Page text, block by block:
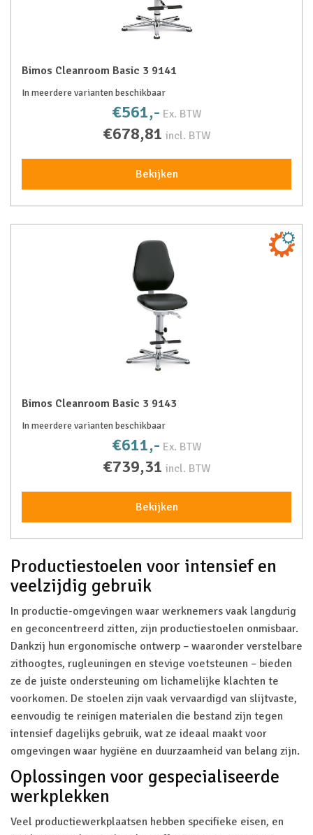
Bimos Cleanroom Basic 3 9141
In meerdere varianten beschikbaar
€561,- Ex. BTW
€678,81 incl. BTW
Bekijken
Bimos Cleanroom Basic 3 9143
In meerdere varianten beschikbaar
€611,- Ex. BTW
€739,31 incl. BTW
Bekijken
Productiestoelen voor intensief en
veelzijdig gebruik
In productie-omgevingen waar werknemers vaak langdurig
en geconcentreerd zitten, zijn productiestoelen onmisbaar.
Dankzij hun ergonomische ontwerp – waaronder verstelbare
zithoogtes, rugleuningen en stevige voetsteunen – bieden
ze de juiste ondersteuning om lichamelijke klachten te
voorkomen. De stoelen zijn vaak vervaardigd van slijtvaste,
eenvoudig te reinigen materialen die bestand zijn tegen
intensief dagelijks gebruik, wat ze ideaal maakt voor
omgevingen waar hygiëne en duurzaamheid van belang zijn.
Oplossingen voor gespecialiseerde
werkplekken
Veel productiewerkplaatsen hebben specifieke eisen, en